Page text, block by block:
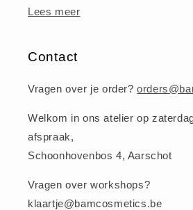
Lees meer
Contact
Vragen over je order?
Welkom in ons atelier op
afspraak,
Schoonhovenbos 4, Aarschot
Vragen over workshops?
klaartje@bamcosmetics.be